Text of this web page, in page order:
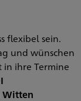
flexibel sein.
und wünschen
in ihre Termine
Witten